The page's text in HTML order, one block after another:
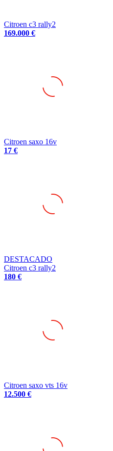
169.000 €
17 €
Citroen c3 rally2
180 €
12.500 €